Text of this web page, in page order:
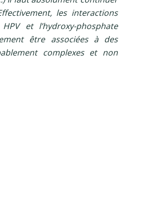
les interactions
et l’hydroxy-phosphate
être associées à des
complexes et non